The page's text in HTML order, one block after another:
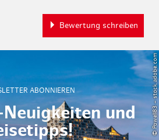
Bewertung schreiben
ABONNIEREN
und
© Powell83 – stock.adobe.com